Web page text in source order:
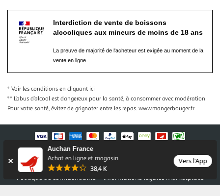
Auchan France
Achat en ligne et magasin
38,4 K
Vers l'App
Interdiction de vente de boissons
alcooliques aux mineurs de moins de 18 ans
La preuve de majorité de l'acheteur est exigée au moment de la
vente en ligne.
* Voir les conditions en cliquant ici
** L’abus d’alcool est dangereux pour la santé, à consommer avec modération
Pour votre santé, évitez de grignoter entre les repas. www.mangerbouger.fr
Nos conditions générales
Mentions légales
Conditions des offres et promotions
Gérer mes préférences
Politique de confidentialité
Informations légales marketplace